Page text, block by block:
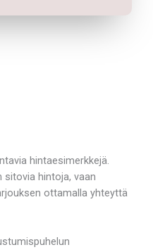
hintaesimerkkejä.
sitovia hintoja, vaan
ottamalla yhteyttä